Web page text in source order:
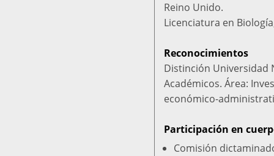
Reino Unido.
Licenciatura en
Reconocimientos
Distinción Universidad
Académicos. Área:
económico-
Participación en
Comisión